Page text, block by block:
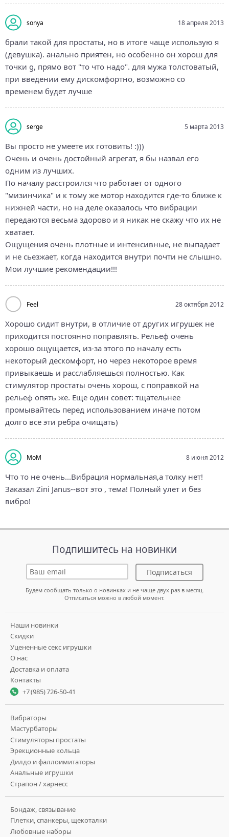
sonya 18 апреля 2013
брали такой для простаты, но в итоге чаще использую я
(девушка). анально приятен, но особенно он хорош для
точки g, прямо вот "то что надо". для мужа толстоватый,
при введении ему дискомфортно, возможно со
временем будет лучше
serge 5 марта 2013
Вы просто не умеете их готовить! :)))
Очень и очень достойный агрегат, я бы назвал его
одним из лучших.
По началу расстроился что работает от одного
"мизинчика" и к тому же мотор находится где-то ближе к
нижней части, но на деле оказалось что вибрации
передаются весьма здорово и я никак не скажу что их не
хватает.
Ощущения очень плотные и интенсивные, не выпадает
и не сьезжает, когда находится внутри почти не слышно.
Мои лучшие рекомендации!!!
Feel 28 октября 2012
Хорошо сидит внутри, в отличие от других игрушек не
приходится постоянно поправлять. Рельеф очень
хорошо ощущается, из-за этого по началу есть
некоторый дескомфорт, но через некоторое время
привыкаешь и расслабляешься полностью. Как
стимулятор простаты очень хорош, с поправкой на
рельеф опять же. Еще один совет: тщательнее
промывайтесь перед использованием иначе потом
долго все эти ребра очищать)
MoM 8 июня 2012
Что то не очень...Вибрация нормальная,а толку нет!
Заказал Zini Janus--вот это , тема! Полный улет и без
вибро!
Подпишитесь на новинки
Подписаться
Будем сообщать только о новинках и не чаще двух раз в месяц.
Отписаться можно в любой момент.
Наши новинки
Скидки
Уцененные секс игрушки
О нас
Доставка и оплата
Контакты
+7 (985) 726-50-41
Вибраторы
Мастурбаторы
Стимуляторы простаты
Эрекционные кольца
Дилдо и фаллоимитаторы
Анальные игрушки
Страпон / харнесс
Бондаж, связывание
Плетки, спанкеры, щекоталки
Любовные наборы